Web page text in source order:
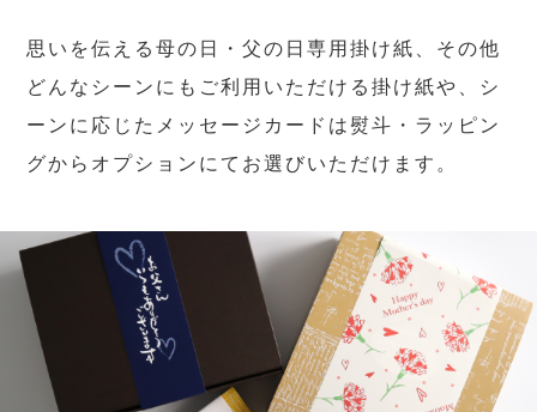
思いを伝える母の日・父の日専用掛け紙、その他
どんなシーンにもご利用いただける掛け紙や、シ
ーンに応じたメッセージカードは熨斗・ラッピン
グからオプションにてお選びいただけます。